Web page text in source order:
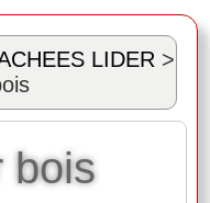
LIDER >
bois